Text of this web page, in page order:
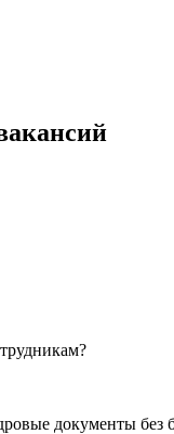
документы без